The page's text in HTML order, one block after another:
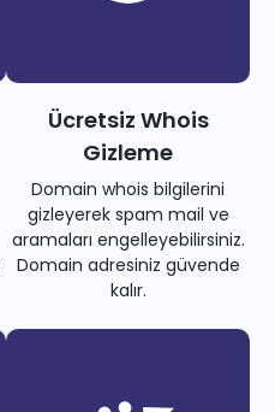
Ücretsiz Whois
Gizleme
Domain whois bilgilerini
gizleyerek spam mail ve
aramaları engelleyebilirsiniz.
Domain adresiniz güvende
kalır.